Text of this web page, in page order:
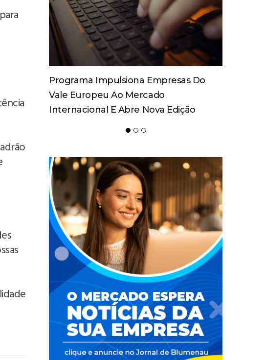
Blumenau Para Celebrar O Ritual Da
Cerveja E Dos Encontros